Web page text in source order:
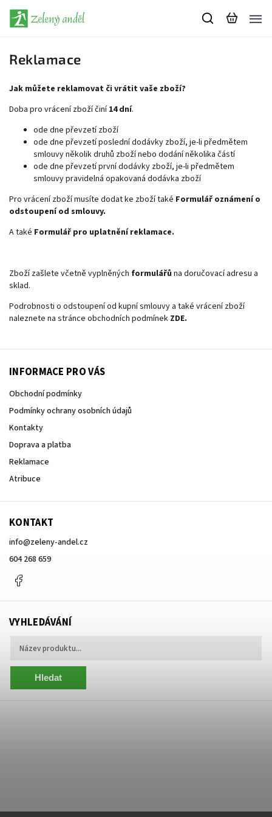
Reklamace
Jak můžete reklamovat či vrátit vaše zboží?
Doba pro vrácení zboží činí14 dní.
ode dne převzetí zboží
ode dne převzetí poslední dodávky zboží, je-li předmětem
smlouvy několik druhů zboží nebo dodání několika částí
ode dne převzetí první dodávky zboží, je-li předmětem
smlouvy pravidelná opakovaná dodávka zboží
Pro vrácení zboží musíte dodat ke zboží také Formulář oznámení o
odstoupení od smlouvy.
A také Formulář pro uplatnění reklamace.
Zboží zašlete včetně vyplněných formulářů na doručovací adresu a
sklad.
Podrobnosti o odstoupení od kupní smlouvy a také vrácení zboží
naleznete na stránce obchodních podmínek ZDE.
INFORMACE PRO VÁS
Obchodní podmínky
Podmínky ochrany osobních údajů
Kontakty
Doprava a platba
Reklamace
Atribuce
KONTAKT
info@zeleny-andel.cz
604 268 659
VYHLEDÁVÁNÍ
Hledat